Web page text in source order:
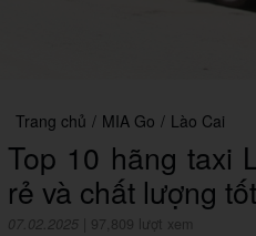
Trang chủ / MIA Go / Lào Cai
Top 10 hãng taxi
rẻ và chất lượng
07.02.2025 97,809 lượt xem